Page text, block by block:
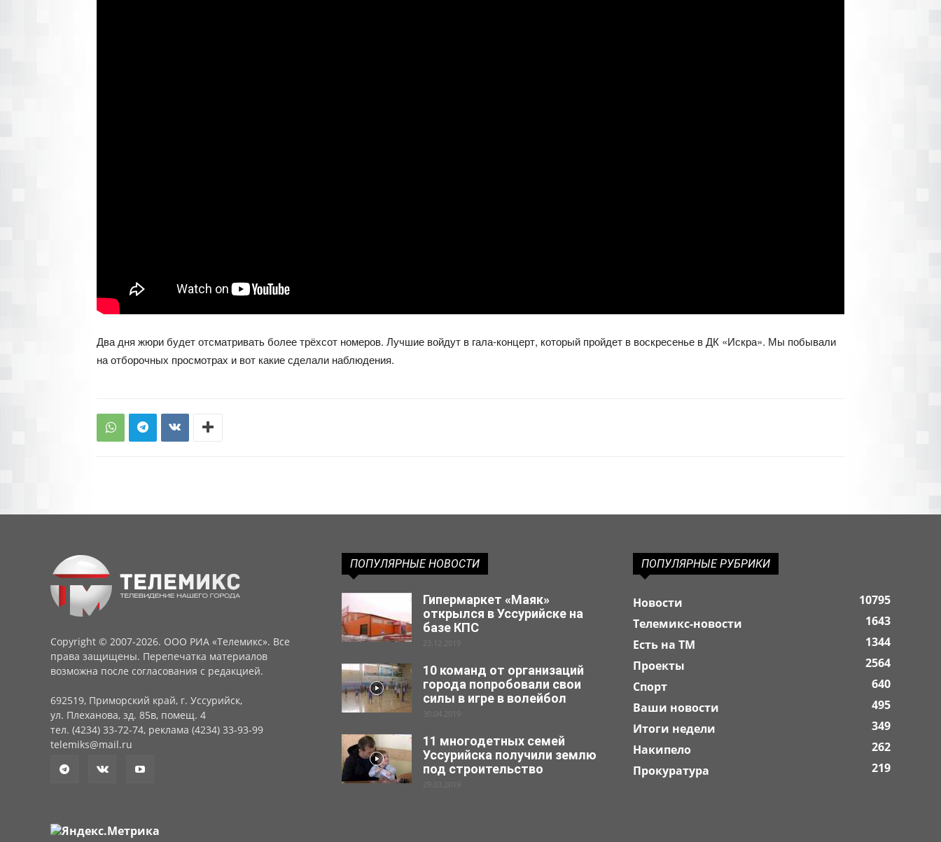
Два дня жюри будет отсматривать более трёхсот номеров. Лучшие войдут в гала-концерт, который пройдет в воскресенье в ДК «Искра». Мы побывали
на отборочных просмотрах и вот какие сделали наблюдения.
Copyright © 2007-2026. ООО РИА «Телемикс». Все
права защищены. Перепечатка материалов
возможна после согласования с редакцией.
692519, Приморский край, г. Уссурийск,
ул. Плеханова, зд. 85в, помещ. 4
тел. (4234) 33-72-74, реклама (4234) 33-93-99
telemiks@mail.ru
ПОПУЛЯРНЫЕ НОВОСТИ
Гипермаркет «Маяк»
открылся в Уссурийске на
базе КПС
23.12.2019
10 команд от организаций
города попробовали свои
силы в игре в волейбол
30.04.2019
11 многодетных семей
Уссурийска получили землю
под строительство
29.03.2019
ПОПУЛЯРНЫЕ РУБРИКИ
Новости
10795
Телемикс-новости
1643
Есть на ТМ
1344
Проекты
2564
Спорт
640
Ваши новости
495
Итоги недели
349
Накипело
262
Прокуратура
219